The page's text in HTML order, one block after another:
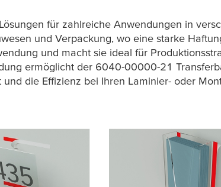
für zahlreiche Anwendungen in
und Verpackung, wo eine starke
und macht sie ideal für
ermöglicht der 6040-00000-21
die Effizienz bei Ihren Laminier- oder